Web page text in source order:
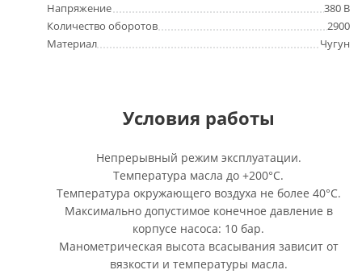
Напряжение
380 В
Количество оборотов
2900
Материал
Чугун
Условия работы
Непрерывный режим эксплуатации.
Температура масла до +200°C.
Температура окружающего воздуха не более 40°C.
Максимально допустимое конечное давление в
корпусе насоса: 10 бар.
Манометрическая высота всасывания зависит от
вязкости и температуры масла.